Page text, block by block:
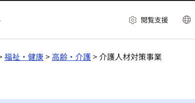
閲覧支援
福祉・健康> 高齢・介護> 介護人材対策事業